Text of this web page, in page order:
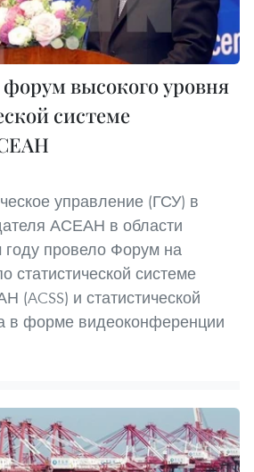
высокого уровня
системе
управление (ГСУ) в
АСЕАН в области
году провело Форум на
статистической системе
(ACSS) и статистической
в форме видеоконференции